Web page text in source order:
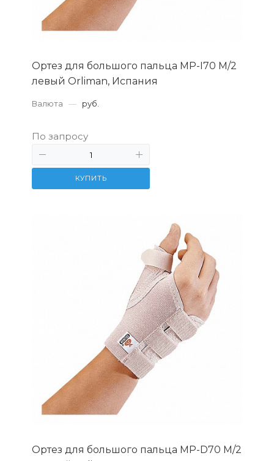
Ортез для большого пальца MP-I70 М/2
левый Orliman, Испания
Валюта — руб.
По запросу
КУПИТЬ
Ортез для большого пальца MP-D70 М/2